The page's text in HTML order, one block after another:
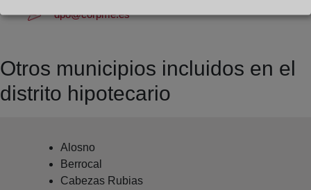
dpo@corpme.es
Otros municipios incluidos en el
distrito hipotecario
Alosno
Berrocal
Cabezas Rubias